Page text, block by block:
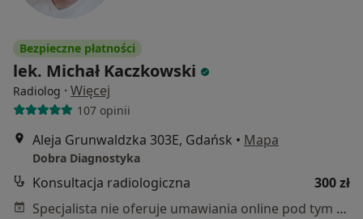
Bezpieczne płatności
lek. Michał Kaczkowski
Radiolog · Więcej
107 opinii
Aleja Grunwaldzka 303E, Gdańsk • Mapa
Dobra Diagnostyka
Konsultacja radiologiczna
300 zł
Specjalista nie oferuje umawiania online pod tym adresem.